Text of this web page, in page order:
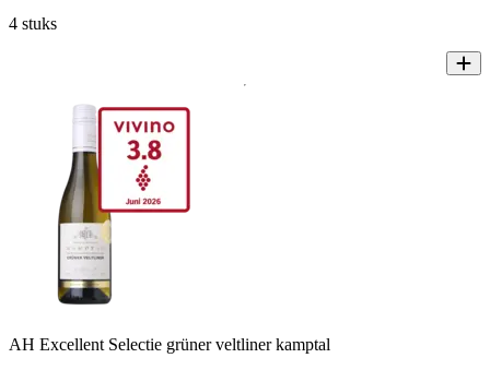
4 stuks
AH Excellent Selectie grüner veltliner kamptal